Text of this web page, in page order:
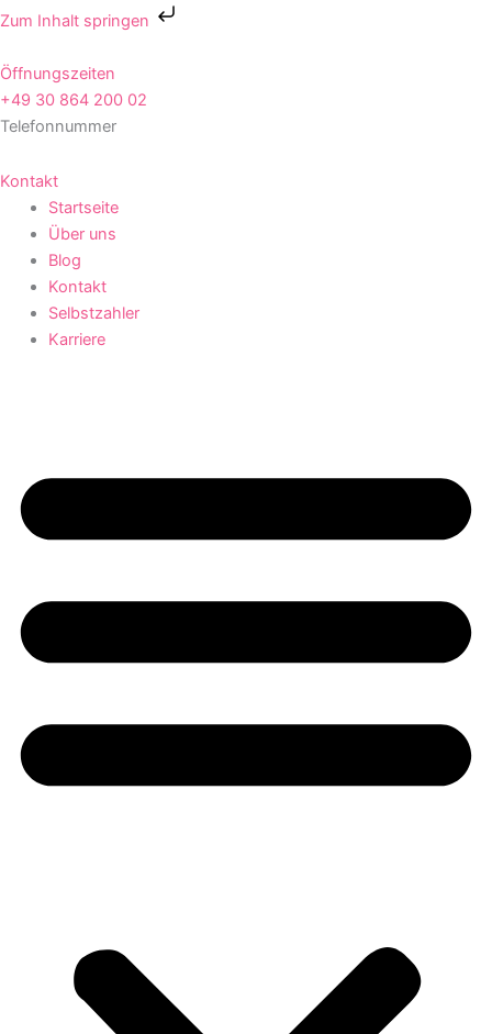
Zum Inhalt springen
Zum
springen
Öffnungszeiten
+49 30 864 200 02
Telefonnummer
Kontakt
Startseite
Über uns
Blog
Kontakt
Selbstzahler
Karriere